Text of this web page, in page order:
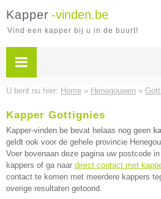
Kapper -vinden.be
Vind een kapper bij u in de buurt!
U bent nu hier: Home » Henegouwen »
Kapper Gottignies
Kapper-vinden.be bevat helaas nog geen
geldt ook voor de gehele provincie
Voer bovenaan deze pagina uw postcode
kappers of ga naar direct contact met
contact te komen met meerdere kappers
overige resultaten getoond.